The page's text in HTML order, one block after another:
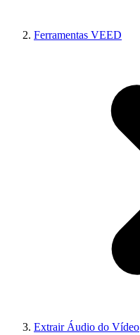
Ferramentas VEED
Extrair Áudio do Vídeo